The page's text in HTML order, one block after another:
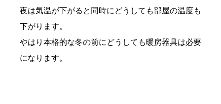
夜は気温が下がると同時にどうしても部屋の温度も
下がります。
やはり本格的な冬の前にどうしても暖房器具は必要
になります。